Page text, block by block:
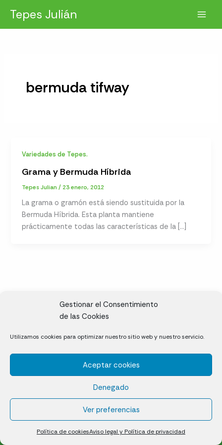
Gestionar el Consentimiento
de las Cookies
Utilizamos cookies para optimizar nuestro sitio web y nuestro servicio.
Aceptar cookies
Denegado
Ver preferencias
Política de cookiesAviso legal y Política de privacidad
contenido
Tepes Julián
bermuda tifway
Variedades de Tepes.
Grama y Bermuda Híbrida
Tepes Julian/ 23 enero, 2012
La grama o gramón está siendo sustituida por la
Bermuda Híbrida. Esta planta mantiene
prácticamente todas las características de la […]
Cáceres
Césped natural en tepes
Política de cookies (UE)
Aviso legal y Política de privacidad
¿Quiénes somos?
Contacto